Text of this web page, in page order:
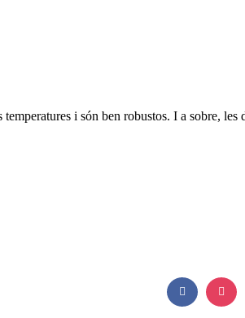
i són ben robustos. I a sobre, les